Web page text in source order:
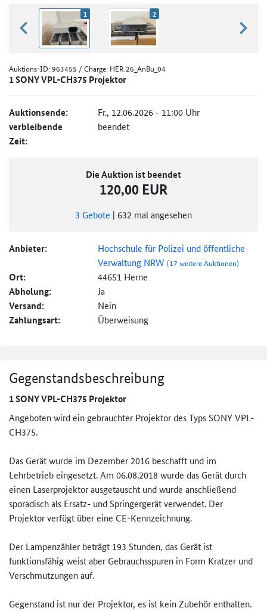
zurück blättern
1 2
Auktions-ID:963455 / Charge: HER.26_AnBu_04
1 SONY VPL-CH375 Projektor
Auktionsende: Fr., 12.06.2026 - 11:00 Uhr
verbleibende
Zeit:
beendet
Die Auktion ist beendet
120,00 EUR
3 Gebote | 632 mal angesehen
Anbieter:
Hochschule für Polizei und öffentliche
Verwaltung NRW(17 weitere Auktionen)
Ort: 44651 Herne
Abholung: Ja
Versand: Nein
Zahlungsart: Überweisung
Gegenstandsbeschreibung
1 SONY VPL-CH375 Projektor
Angeboten wird ein gebrauchter Projektor des Typs SONY VPL-
CH375.
Das Gerät wurde im Dezember 2016 beschafft und im
Lehrbetrieb eingesetzt. Am 06.08.2018 wurde das Gerät durch
einen Laserprojektor ausgetauscht und wurde anschließend
sporadisch als Ersatz- und Springergerät verwendet. Der
Projektor verfügt über eine CE-Kennzeichnung.
Der Lampenzähler beträgt 193 Stunden, das Gerät ist
funktionsfähig weist aber Gebrauchsspuren in Form Kratzer und
Verschmutzungen auf.
Gegenstand ist nur der Projektor, es ist kein Zubehör enthalten.